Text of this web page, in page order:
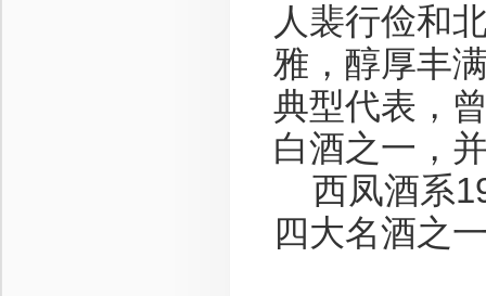
人裴行俭和
雅，醇厚丰
典型代表，
白酒之一，
西凤酒系
四大名酒之